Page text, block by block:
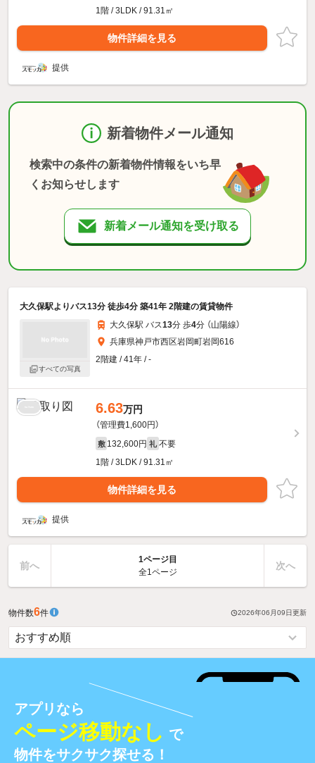
1階 / 3LDK / 91.31㎡
物件詳細を見る
提供
新着物件メール通知
検索中の条件の新着物件情報をいち早
くお知らせします
新着メール通知を受け取る
大久保駅よりバス13分 徒歩4分 築41年 2階建の賃貸物件
すべての写真
大久保駅 バス13分 歩4分 （山陽線）
兵庫県神戸市西区岩岡町岩岡616
2階建 / 41年 / -
6.63万円
（管理費1,600円）
敷 132,600円 礼 不要
1階 / 3LDK / 91.31㎡
物件詳細を見る
提供
前へ
1ページ目
全1ページ
次へ
物件数6件 2026年06月09日更新
アプリなら
ページ移動なし で
物件をサクサク探せる！